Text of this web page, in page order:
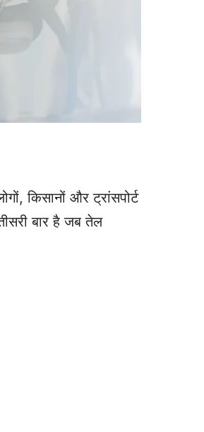
किसानों और ट्रांसपोर्ट
बार है जब तेल